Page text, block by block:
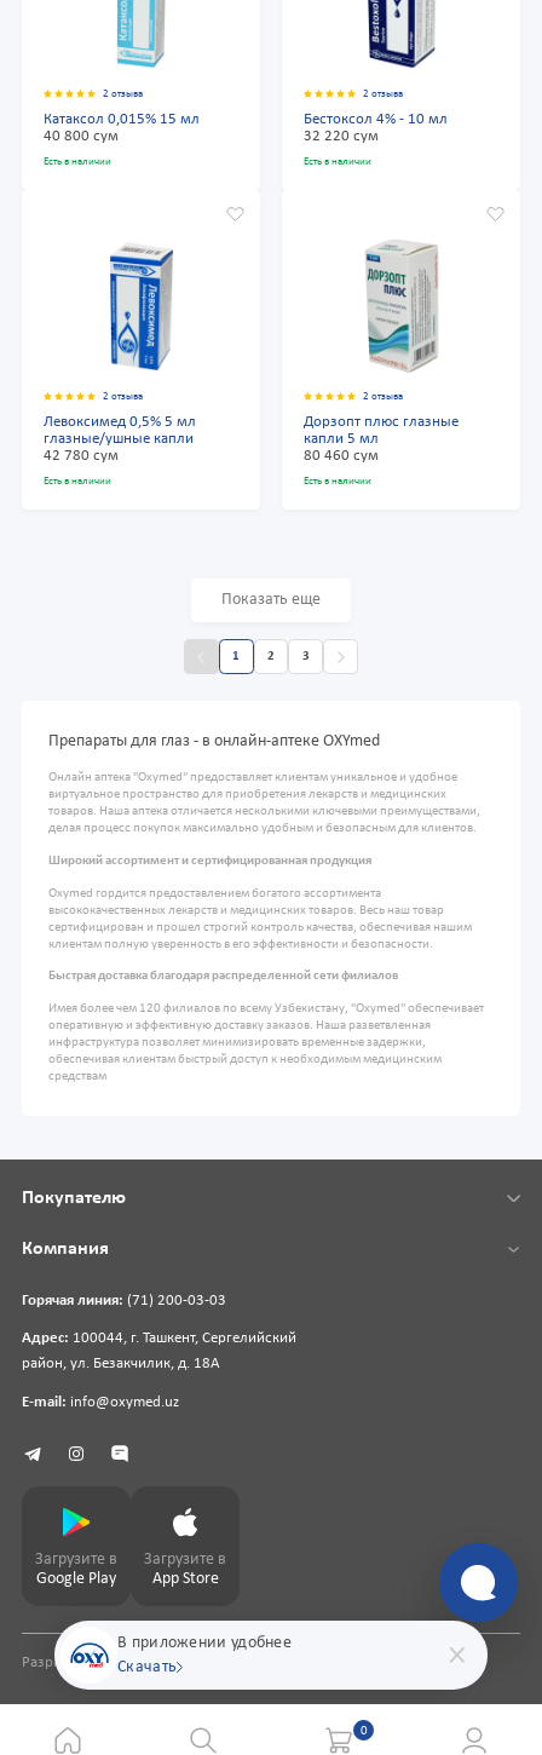
2 отзыва
Катаксол 0,015% 15 мл
40 800 сум
Есть в наличии
2 отзыва
Бестоксол 4% - 10 мл
32 220 сум
Есть в наличии
2 отзыва
Левоксимед 0,5% 5 мл
глазные/ушные капли
42 780 сум
Есть в наличии
2 отзыва
Дорзопт плюс глазные
капли 5 мл
80 460 сум
Есть в наличии
Показать еще
1 2 3
Препараты для глаз - в онлайн-аптеке OXYmed
Онлайн аптека "Oxymed" предоставляет клиентам уникальное и удобное
виртуальное пространство для приобретения лекарств и медицинских
товаров. Наша аптека отличается несколькими ключевыми преимуществами,
делая процесс покупок максимально удобным и безопасным для клиентов.
Широкий ассортимент и сертифицированная продукция
Oxymed гордится предоставлением богатого ассортимента
высококачественных лекарств и медицинских товаров. Весь наш товар
сертифицирован и прошел строгий контроль качества, обеспечивая нашим
клиентам полную уверенность в его эффективности и безопасности.
Быстрая доставка благодаря распределенной сети филиалов
Имея более чем 120 филиалов по всему Узбекистану, "Oxymed" обеспечивает
оперативную и эффективную доставку заказов. Наша разветвленная
инфраструктура позволяет минимизировать временные задержки,
обеспечивая клиентам быстрый доступ к необходимым медицинским
средствам
В приложении удобнее
Скачать
Горячая линия: (71) 200-03-03
Адрес: 100044, г. Ташкент, Сергелийский
район, ул. Безакчилик, д. 18А
E-mail: info@oxymed.uz
Покупателю
Компания
Загрузите в
Google Play
Загрузите в
App Store
Разработка сайтаpharmit.uz
0